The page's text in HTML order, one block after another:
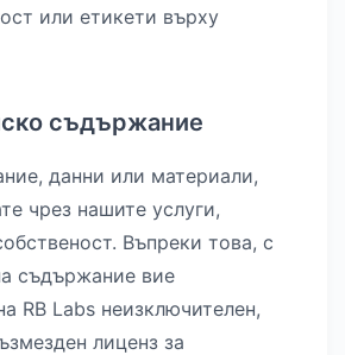
или етикети върху
съдържание
данни или материали,
чрез нашите услуги,
Въпреки това, с
съдържание вие
RB Labs неизключителен,
лиценз за